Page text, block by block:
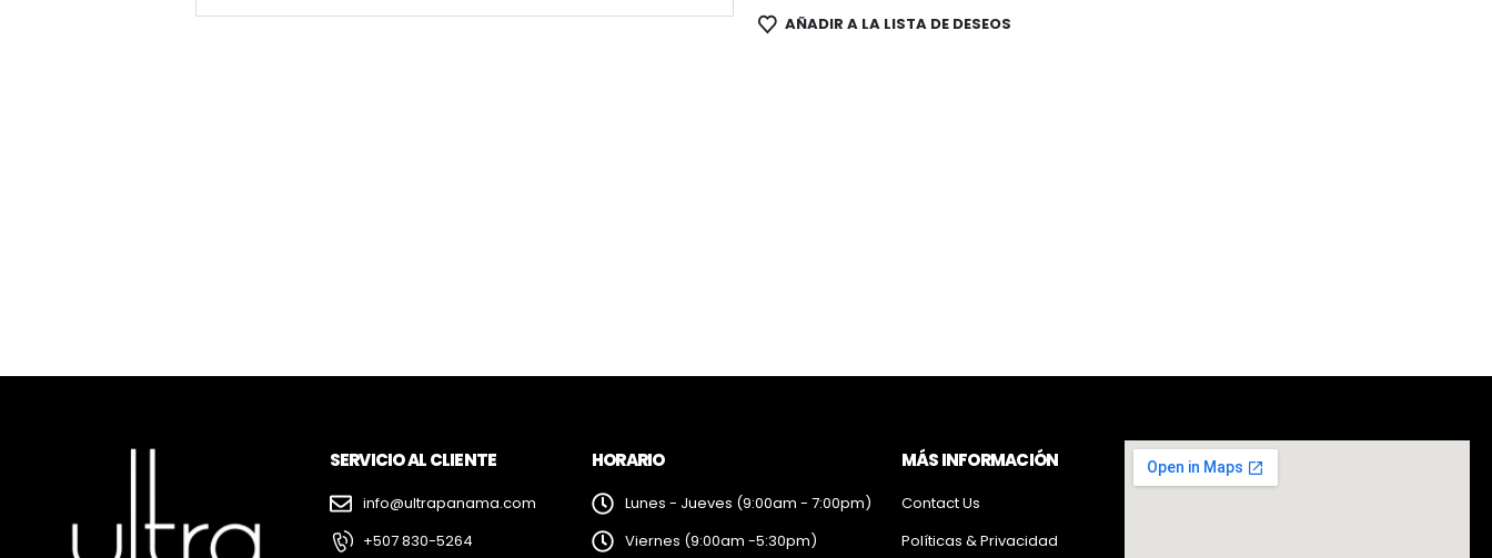
AÑADIR A LA LISTA DE DESEOS
SERVICIO AL CLIENTE
info@ultrapanama.com
+507 830-5264
HORARIO
Lunes - Jueves (9:00am - 7:00pm)
Viernes (9:00am -5:30pm)
MÁS INFORMACIÓN
Contact Us
Políticas & Privacidad